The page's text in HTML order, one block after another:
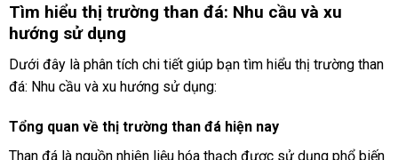
Tìm hiểu thị trường than đá: Nhu cầu và xu
hướng sử dụng
Dưới đây là phân tích chi tiết giúp bạn tìm hiểu thị trường than
đá: Nhu cầu và xu hướng sử dụng:
Tổng quan về thị trường than đá hiện nay
Than đá là nguồn nhiên liệu hóa thạch được sử dụng phổ biến